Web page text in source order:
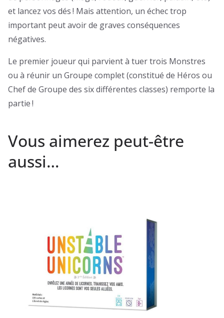
et lancez vos dés ! Mais attention, un échec trop
important peut avoir de graves conséquences
négatives.
Le premier joueur qui parvient à tuer trois Monstres
ou à réunir un Groupe complet (constitué de Héros ou
Chef de Groupe des six différentes classes) remporte la
partie !
Vous aimerez peut-être
aussi…